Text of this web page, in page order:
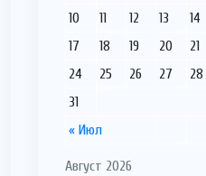
Август 2026
« Июл
10
11 12 13 14
17
18 19 20 21
24
25 26 27 28
31